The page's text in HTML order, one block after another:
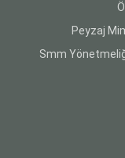
Peyzaj
Smm